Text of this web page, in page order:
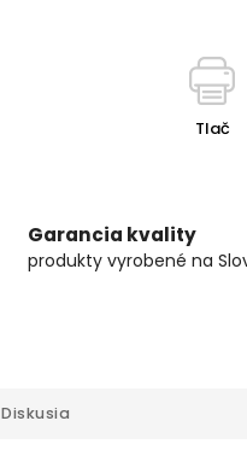
Tlač
Garancia kvality
produkty vyrobené na
Diskusia